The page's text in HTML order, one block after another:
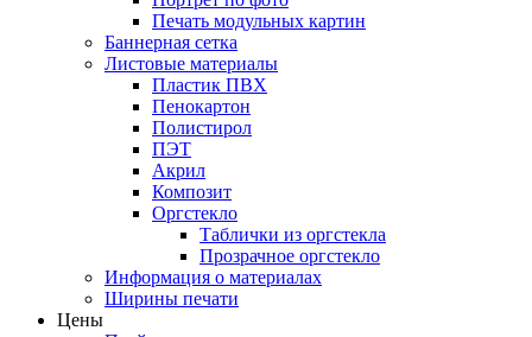
Печать модульных картин
Баннерная сетка
Листовые материалы
Пластик ПВХ
Пенокартон
Полистирол
ПЭТ
Акрил
Композит
Оргстекло
Таблички из оргстекла
Прозрачное оргстекло
Информация о материалах
Ширины печати
Цены